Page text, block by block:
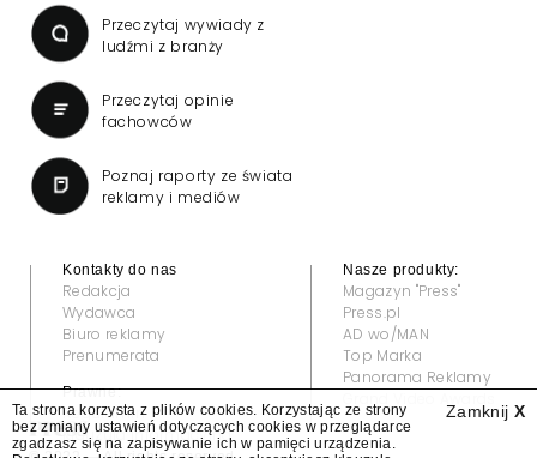
Przeczytaj wywiady z
ludźmi z branży
Przeczytaj opinie
fachowców
Poznaj raporty ze świata
reklamy i mediów
Kontakty do nas
Redakcja
Wydawca
Biuro reklamy
Prenumerata
Prawne:
Regulamin
Klauzula informacyjna
Nasze produkty:
Magazyn "Press"
Press.pl
AD wo/MAN
Top Marka
Panorama Reklamy
Zamknij X
Ta strona korzysta z plików cookies. Korzystając ze strony
bez zmiany ustawień dotyczących cookies w przeglądarce
zgadzasz się na zapisywanie ich w pamięci urządzenia.